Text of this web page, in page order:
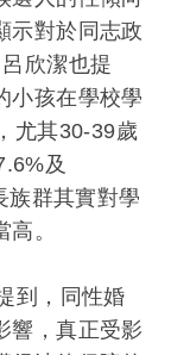
示對於同志政
呂欣潔也提
小孩在學校學
尤其30-39歲
及
族群其實對學
。
到，同性婚
響，真正受影